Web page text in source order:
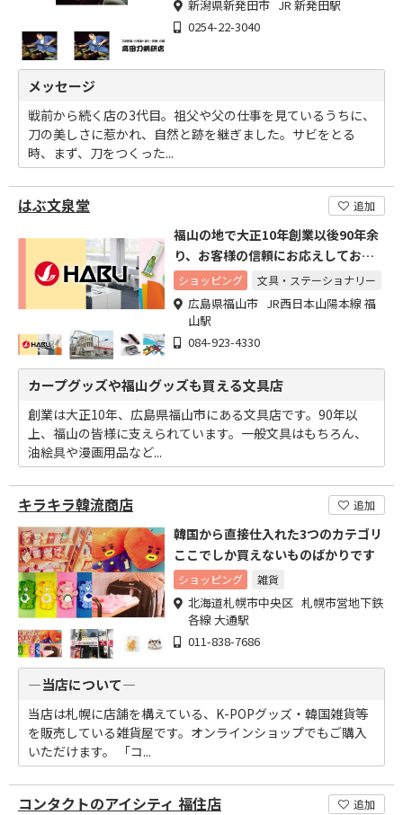
新潟県新発田市 JR 新発田駅
0254-22-3040
メッセージ
戦前から続く店の3代目。祖父や父の仕事を見ているうちに、
刀の美しさに惹かれ、自然と跡を継ぎました。サビをとる
時、まず、刀をつくった...
はぶ文泉堂 追加
福山の地で大正10年創業以後90年余
り、お客様の信頼にお応えしており
ます
ショッピング 文具・ステーショナリー
広島県福山市 JR西日本山陽本線 福
山駅
084-923-4330
カープグッズや福山グッズも買える文具店
創業は大正10年、広島県福山市にある文具店です。90年以
上、福山の皆様に支えられています。一般文具はもちろん、
油絵具や漫画用品など...
キラキラ韓流商店 追加
韓国から直接仕入れた3つのカテゴリ
ここでしか買えないものばかりです
ショッピング 雑貨
北海道札幌市中央区 札幌市営地下鉄
各線 大通駅
011-838-7686
―当店について―
当店は札幌に店舗を構えている、K-POPグッズ・韓国雑貨等
を販売している雑貨屋です。オンラインショップでもご購入
いただけます。 「コ...
コンタクトのアイシティ 福住店 追加